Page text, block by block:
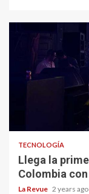
TECNOLOGÍA
Llega la
Colombia
La Revue 2 years ago